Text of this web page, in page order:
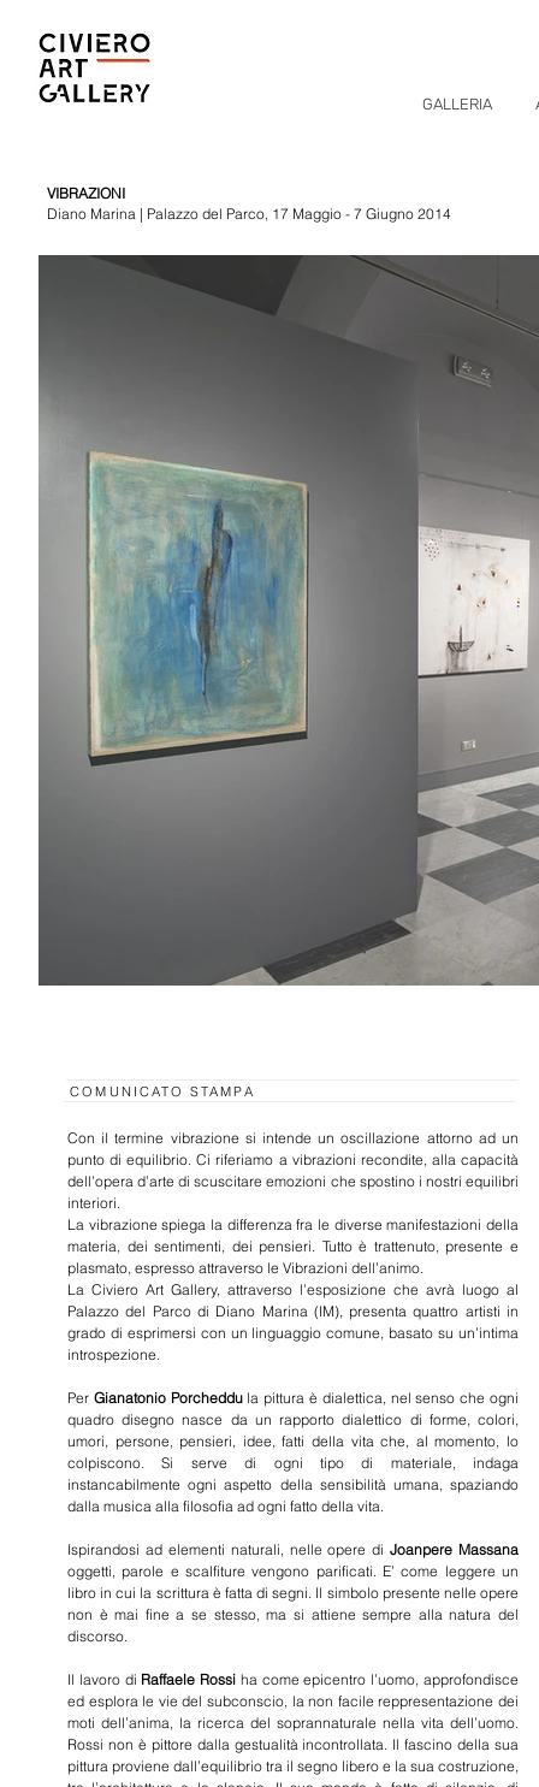
GALLERIA
VIBRAZIONI
Diano Marina | Palazzo del Parco, 17 Maggio - 7 Giugno 2014
COMUNICATO STAMPA
Con il termine vibrazione si intende un oscillazione attorno ad un
punto di equilibrio. Ci riferiamo a vibrazioni recondite, alla capacità
dell’opera d’arte di scuscitare emozioni che spostino i nostri equilibri
interiori.
La vibrazione spiega la differenza fra le diverse manifestazioni della
materia, dei sentimenti, dei pensieri. Tutto è trattenuto, presente e
plasmato, espresso attraverso le Vibrazioni dell’animo.
La Civiero Art Gallery, attraverso l’esposizione che avrà luogo al
Palazzo del Parco di Diano Marina (IM), presenta quattro artisti in
grado di esprimersi con un linguaggio comune, basato su un’intima
introspezione.
Per Gianatonio Porcheddu la pittura è dialettica, nel senso che ogni
quadro disegno nasce da un rapporto dialettico di forme, colori,
umori, persone, pensieri, idee, fatti della vita che, al momento, lo
colpiscono. Si serve di ogni tipo di materiale, indaga
instancabilmente ogni aspetto della sensibilità umana, spaziando
dalla musica alla filosofia ad ogni fatto della vita.
Ispirandosi ad elementi naturali, nelle opere diJoanpere Massana
oggetti, parole e scalfiture vengono parificati. E’ come leggere un
libro in cui la scrittura è fatta di segni. Il simbolo presente nelle opere
non è mai fine a se stesso, ma si attiene sempre alla natura del
discorso.
Il lavoro di Raffaele Rossi ha come epicentro l’uomo, approfondisce
ed esplora le vie del subconscio, la non facile reppresentazione dei
moti dell’anima, la ricerca del soprannaturale nella vita dell’uomo.
Rossi non è pittore dalla gestualità incontrollata. Il fascino della sua
pittura proviene dall’equilibrio tra il segno libero e la sua costruzione,